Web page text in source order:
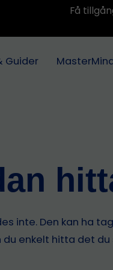
Få
Guider
inte. Den kan ha
du enkelt hitta det